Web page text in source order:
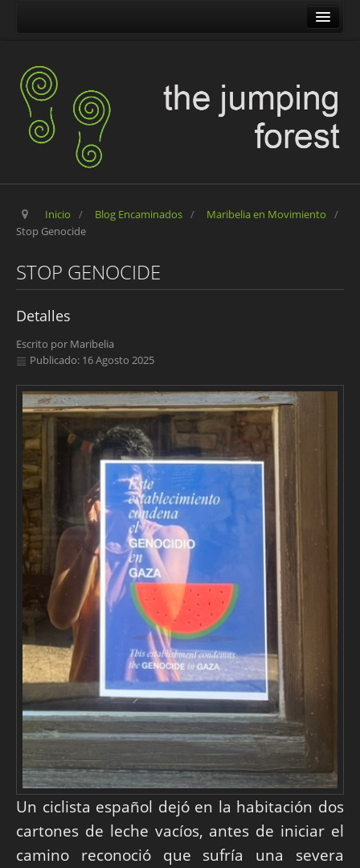
The Pilgrim Stone
Blog Encaminados
Carles
Maribelia en Movimiento
Inicio / Blog Encaminados / Maribelia en Movimiento
/
Stop Genocide
STOP GENOCIDE
Detalles
Escrito por Maribelia
Publicado: 16 Agosto 2025
Un ciclista español dejó en la habitación dos
cartones de leche vacíos, antes de iniciar el
camino reconoció que sufría una severa